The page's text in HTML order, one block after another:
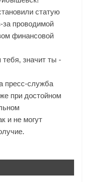
статую
за проводимой
финансовой
значит ты -
пресс-служба
при достойном
и не могут